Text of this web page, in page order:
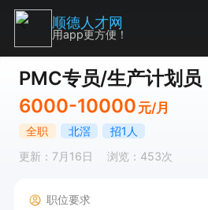
PMC专员/生产计划员
6000-10000 元/月
全职 北滘
招1人
更新：7月16日
浏览：453次
职位要求
顺德人才网
用app更方便！